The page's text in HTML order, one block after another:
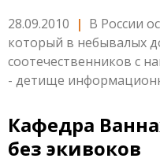
28.09.2010 | В России
который в небывалых
соотечественников с
- детище
Кафедра
без экивоков